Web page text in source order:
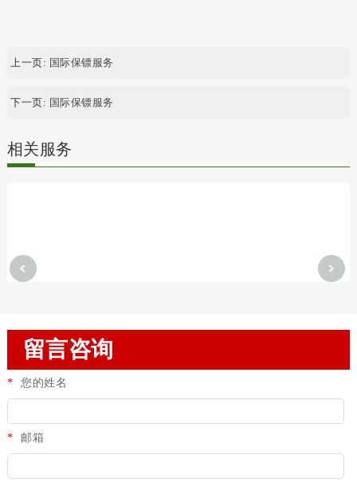
上一页: 国际保镖服务
下一页: 国际保镖服务
相关服务
留言咨询
* 您的姓名
* 邮箱